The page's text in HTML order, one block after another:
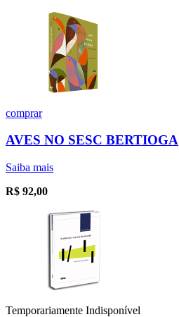
comprar
AVES NO SESC BERTIOGA
Saiba mais
R$ 92,00
Temporariamente Indisponível